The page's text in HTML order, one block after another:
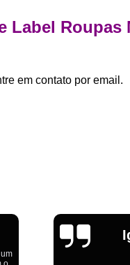
Label Roupas
em contato por email.